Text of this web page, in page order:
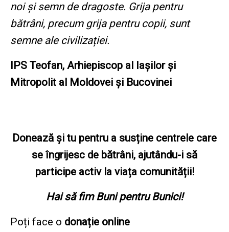
noi și semn de dragoste. Grija pentru
bătrâni, precum grija pentru copii, sunt
semne ale civilizației.
IPS Teofan, Arhiepiscop al Iașilor și
Mitropolit al Moldovei și Bucovinei
Donează și tu pentru a susține centrele care
se îngrijesc de bătrâni, ajutându-i să
participe activ la viața comunității!
Hai să fim Buni pentru Bunici!
Poți face o donație online